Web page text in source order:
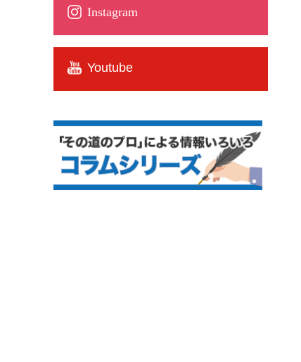
Instagram
Youtube